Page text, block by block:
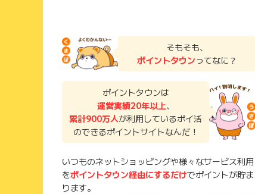
そもそも、
ポイントタウンってなに？
ポイントタウンは
運営実績20年以上、
累計900万人が利用しているポイ活
のできるポイントサイトなんだ！
いつものネットショッピングや様々なサービス利用
をポイントタウン経由にするだけでポイントが貯ま
ります。